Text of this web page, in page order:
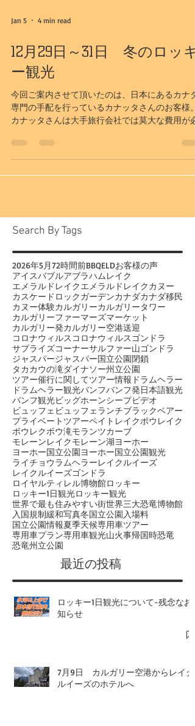
12月29日～31日 冬のロッキ
ー観光
今回ご案内させて頂いたのは、日本にあるカナダ
カナッタさんは大手旅行会社では莫大な費用が必
なく、ちょっとした見どころを巡り、お客様のご
希望を聞きながら夕食場所のご案内などもいたし
となってしまったことから、ボウ滝へ。 ほぼ凍
している滝ですが、マリリンモンロー主演の『帰
らざる河』の撮影部隊にもなった場所でもありま
す。前日まで-20度の寒波が訪れていたこともあ
り、よく見ないと水の流れが分からないくらい凍
結していました。 次に訪れたのがボウ滝の上。
プライズコーナーとも呼ばれる場所から、マリリ
ンモンローさんも宿泊されたフェアモントバンフ
スプリングス。 丁度辺りが暗くなり始め、ホテ
の部屋の窓明かりなど
Search By Tags
2026年5月72時間前BBQELD お客様の声
アイスバブル アブラハムレイク
エメラルドレイクエメラルドレイクカヌー
カスケードロックガーデンカナダ カナダ移民
カヌー体験カルガリー カルガリータワー
カルガリーファーマーズマーケット
カルガリー発カルガリー空港送迎
コロナウィルスコロナウィルス ゴンドラ
サプライズコーナーサルファー山ゴンドラ
ジャスパージャスパー国立公園閉鎖
タカカウの滝ダイナソー州立公園
ツアー催行に関してツアー情報ドラムヘラー
ドラムヘラー観光バンフ バンフ発日本語観光
バンフ観光 ビッグホーンシープビデオ
ビュッフェビュッフェランチブラックベアー
プライベートツアーペイトレイクボウレイク
ボウレクボウ滝モランツカーブ
モレーンレイクモレーン湖ヨーホー
ヨーホー国立公園ヨーホー国立公園観光
ライチョウ ラムヘラーレイクルイーズ
レイクルイーズゴンドラ
ロイヤルティレル博物館ロッキー
ロッキー1日観光ロッキー観光
世界で最も住みやすい街世界三大恐竜博物館
入国規制緩和写真冬国立公園入場料
国立公園情報
専用車プラン専用車観光山火事
恐竜州立公園
​最近の投稿